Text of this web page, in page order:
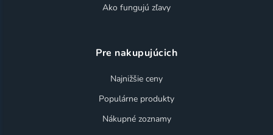
Ako fungujú zľavy
Pre nakupujúcich
Najnižšie ceny
Populárne produkty
Nákupné zoznamy